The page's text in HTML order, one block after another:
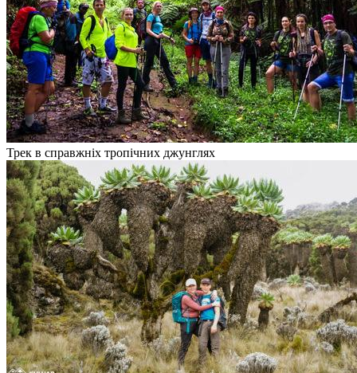
Трек в справжніх тропічних джунглях